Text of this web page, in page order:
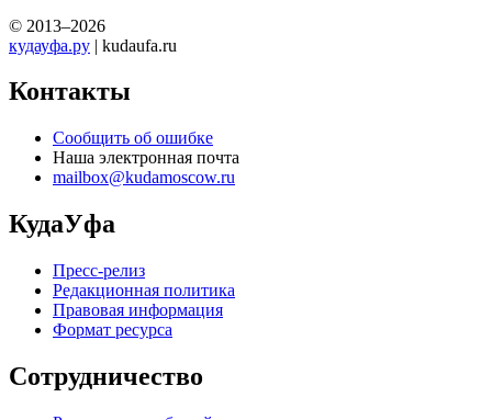
© 2013–2026
кудауфа.ру | kudaufa.ru
Контакты
Сообщить об ошибке
Наша электронная почта
mailbox@kudamoscow.ru
КудаУфа
Пресс-релиз
Редакционная политика
Правовая информация
Формат ресурса
Сотрудничество